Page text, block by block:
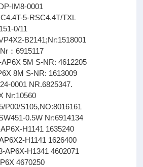
IM8-0001
5-RSC4.4T/TXL
0/11
B2141;Nr:1518001
：6915117
5M S-NR: 4612205
8M S-NR: 1613009
0001 NR.6825347.
Nr:10560
S105,NO:8016161
0.5W Nr:6914134
H1141 1635240
H1141 1626400
H1341 4602071
4670250